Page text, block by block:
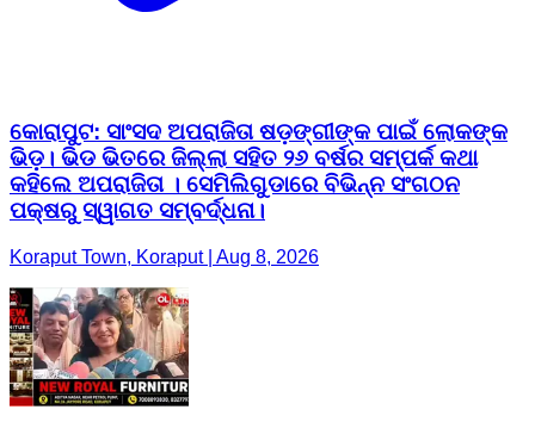
କୋରାପୁଟ: ସାଂସଦ ଅପରାଜିତା ଷଡ଼ଙ୍ଗୀଙ୍କ ପାଇଁ ଲୋକଙ୍କ
ଭିଡ଼। ଭିଡ ଭିତରେ ଜିଲ୍ଲା ସହିତ ୨୬ ବର୍ଷର ସମ୍ପର୍କ କଥା
କହିଲେ ଅପରାଜିତା । ସେମିଲିଗୁଡାରେ ବିଭିନ୍ନ ସଂଗଠନ
ପକ୍ଷରୁ ସ୍ୱାଗତ ସମ୍ବର୍ଦ୍ଧନା।
Koraput Town, Koraput | Aug 8, 2026